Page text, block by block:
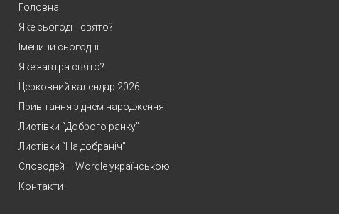
Головна
Яке сьогодні свято?
Іменини сьогодні
Яке завтра свято?
Церковний календар 2026
Привітання з днем народження
Листівки “Доброго ранку”
Листівки “На добраніч”
Словодей – Wordle українською
Контакти